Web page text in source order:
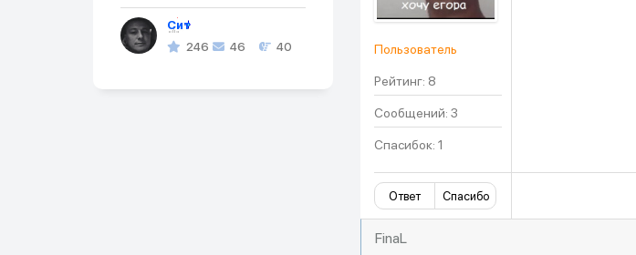
Пользователь
Рейтинг: 8
Сообщений: 3
Спасибок: 1
Ответ Спасибо
FinaL
Cит
246
46 40